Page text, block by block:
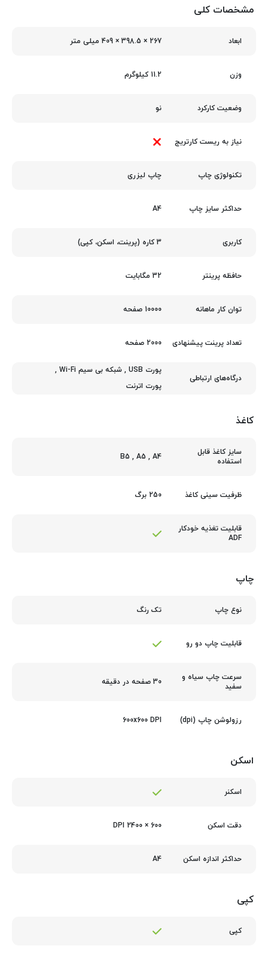
مشخصات کلی
ابعاد 267 × 398.5 × 409 میلی‌ متر
وزن 11.2 کیلوگرم
وضعیت کارکرد نو
نیاز به ریست کارتریج
تکنولوژی چاپ چاپ لیزری
حداکثر سایز چاپ A4
کاربری 3 کاره (پرینت، اسکن، کپی)
حافظه پرینتر 32 مگابایت
توان کار ماهانه 10000 صفحه
تعداد پرینت پیشنهادی 2000 صفحه
درگاه‌های ارتباطی
پورت USB , شبکه بی سیم Wi-Fi
,
پورت اترنت
کاغذ
سایز کاغذ قابل
استفاده
A4
,
A5
,
B5
ظرفیت سینی کاغذ 250 برگ
قابلیت تغذیه خودکار
ADF
چاپ
نوع چاپ تک رنگ
قابلیت چاپ دو رو
سرعت چاپ سیاه و
سفید
30 صفحه در دقیقه
رزولوشن چاپ (dpi) 600x600 DPI
اسکن
اسکنر
دقت اسکن 600 × 2400 DPI
حداکثر اندازه اسکن A4
کپی
کپی